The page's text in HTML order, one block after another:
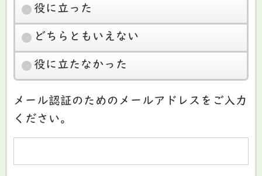
役に立った
どちらともいえない
役に立たなかった
メール認証のためのメールアドレスをご入力
ください。